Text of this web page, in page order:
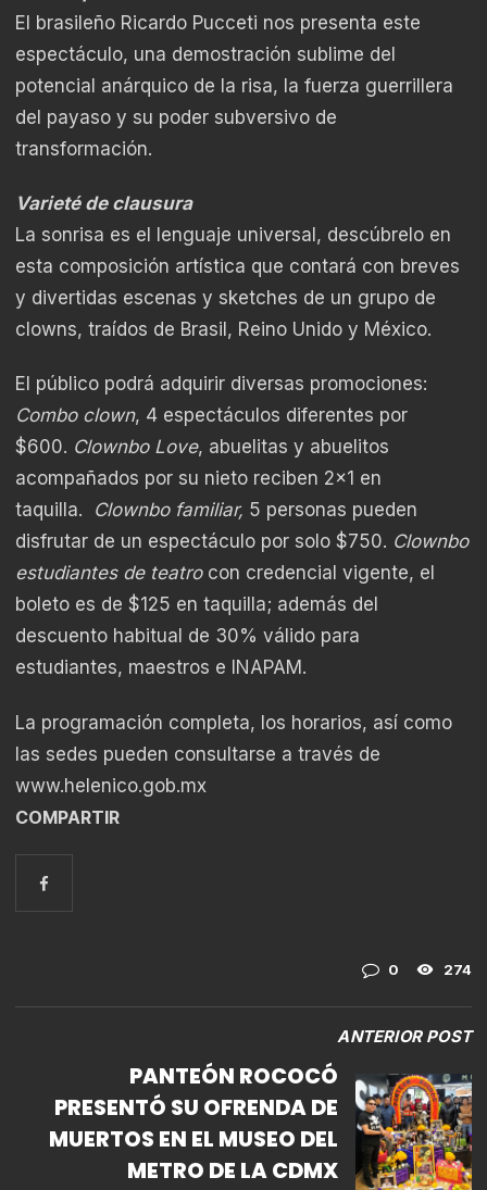
El brasileño Ricardo Pucceti nos presenta este
espectáculo, una demostración sublime del
potencial anárquico de la risa, la fuerza guerrillera
del payaso y su poder subversivo de
transformación.
Varieté de clausura
La sonrisa es el lenguaje universal, descúbrelo en
esta composición artística que contará con breves
y divertidas escenas y sketches de un grupo de
clowns, traídos de Brasil, Reino Unido y México.
El público podrá adquirir diversas promociones:
Combo clown, 4 espectáculos diferentes por
$600. Clownbo Love, abuelitas y abuelitos
acompañados por su nieto reciben 2×1 en
taquilla. Clownbo familiar, 5 personas pueden
disfrutar de un espectáculo por solo $750. Clownbo
estudiantes de teatrocon credencial vigente, el
boleto es de $125 en taquilla; además del
descuento habitual de 30% válido para
estudiantes, maestros e INAPAM.
La programación completa, los horarios, así como
las sedes pueden consultarse a través de
www.helenico.gob.mx
COMPARTIR
0 274
ANTERIOR POST
PANTEÓN ROCOCÓ
PRESENTÓ SU OFRENDA DE
MUERTOS EN EL MUSEO DEL
METRO DE LA CDMX